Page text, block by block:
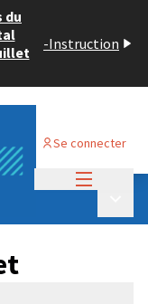
du
-Instruction
Se connecter